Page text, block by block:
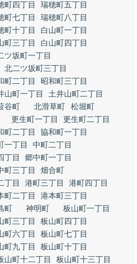
町四丁目
瑞穂町五丁目
町七丁目
瑞穂町八丁目
町十丁目
白山町一丁目
町三丁目
白山町四丁目
ツ坂町一丁目
北二ツ坂町三丁目
町二丁目
昭和町三丁目
山町一丁目
土井山町二丁目
谷町 北滑草町
松堀町
更生町一丁目
更生町二丁目
町二丁目
協和町一丁目
一丁目
中町二丁目
丁目
郷中町一丁目
町三丁目
畑合町
丁目 港町三丁目
港町四丁目
町二丁目
港本町三丁目
町 神明町
板山町一丁目
町三丁目
板山町四丁目
町六丁目
板山町七丁目
町九丁目
板山町十丁目
山町十二丁目
板山町十三丁目